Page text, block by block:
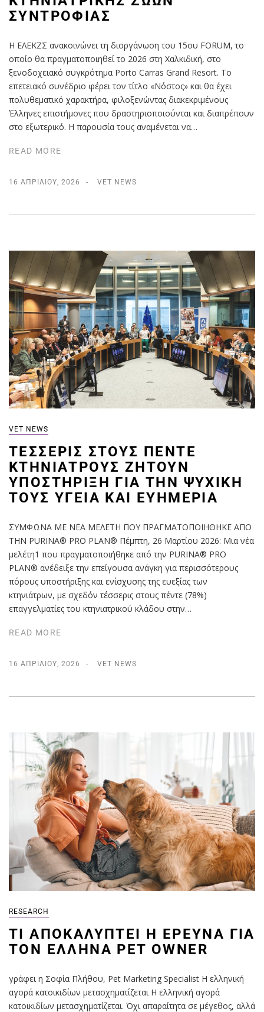
ΣΥΝΤΡΟΦΙΆΣ
Η ΕΛΕΚΖΣ ανακοινώνει τη διοργάνωση του 15ου FORUM, το
οποίο θα πραγματοποιηθεί το 2026 στη Χαλκιδική, στο
ξενοδοχειακό συγκρότημα Porto Carras Grand Resort. Το
επετειακό συνέδριο φέρει τον τίτλο «Νόστος» και θα έχει
πολυθεματικό χαρακτήρα, φιλοξενώντας διακεκριμένους
Έλληνες επιστήμονες που δραστηριοποιούνται και διαπρέπουν
στο εξωτερικό. Η παρουσία τους αναμένεται να…
READ MORE
16 ΑΠΡΙΛΊΟΥ, 2026 VET NEWS
VET NEWS
ΤΈΣΣΕΡΙΣ ΣΤΟΥΣ ΠΈΝΤΕ
ΚΤΗΝΙΆΤΡΟΥΣ ΖΗΤΟΎΝ
ΥΠΟΣΤΉΡΙΞΗ ΓΙΑ ΤΗΝ ΨΥΧΙΚΉ
ΤΟΥΣ ΥΓΕΊΑ ΚΑΙ ΕΥΗΜΕΡΊΑ
ΣΥΜΦΩΝΑ ΜΕ ΝΕΑ ΜΕΛΕΤΗ ΠΟΥ ΠΡΑΓΜΑΤΟΠΟΙΗΘΗΚΕ ΑΠΟ
ΤΗΝ PURINA® PRO PLAN® Πέμπτη, 26 Μαρτίου 2026: Μια νέα
μελέτη1 που πραγματοποιήθηκε από την PURINA® PRO
PLAN® ανέδειξε την επείγουσα ανάγκη για περισσότερους
πόρους υποστήριξης και ενίσχυσης της ευεξίας των
κτηνιάτρων, με σχεδόν τέσσερις στους πέντε (78%)
επαγγελματίες του κτηνιατρικού κλάδου στην…
READ MORE
16 ΑΠΡΙΛΊΟΥ, 2026 VET NEWS
RESEARCH
ΤΙ ΑΠΟΚΑΛΎΠΤΕΙ Η ΈΡΕΥΝΑ ΓΙΑ
ΤΟΝ ΈΛΛΗΝΑ PET OWNER
γράφει η Σοφία Πλήθου, Pet Marketing Specialist Η ελληνική
αγορά κατοικιδίων μετασχηματίζεται Η ελληνική αγορά
κατοικιδίων μετασχηματίζεται. Όχι απαραίτητα σε μέγεθος, αλλά